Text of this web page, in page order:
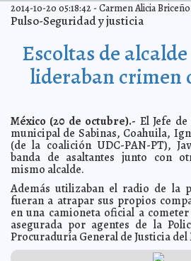
2014-10-20 22:53:33 Inauguran exposición
2010” Elena Martin
dos becas Ariel Martín
2014-10-20 22:42:20 Muestra interdisciplinaria
Colibrí Cola Hendida se abrirá en el
Noche Blanca Valeria Fernández
Presentan trabajo de
2014-10-20 22:27:54 Garantiza DICONSA
Yucatán Kamila López
2014-10-20 22:22:44 Inauguran coloquio
de la región maya”
2014-10-20 22:19:50 El apoyo del Ayuntamiento
no por obligación Ariel Martín
2014-10-20 22:14:37 Inicia Foro Regional sobre
del FICMaya 2014 Valeria Fernández
2014-10-20 22:11:15 Arquitectura maya, base
conocimiento y bienestar: RZB Osvaldo
2014-10-20 05:18:42-Carmen Alicia
Pulso-Seguridad y justicia
Escoltas de
lideraban crimen
México (20 de octubre).- El Jefe
municipal de Sabinas, Coahuila,
(de la coalición UDC-PAN-PT),
banda de asaltantes junto con
mismo alcalde.
Además utilizaban el radio de la
fueran a atrapar sus propios
en una camioneta oficial a
asegurada por agentes de la
Procuraduría General de Justicia del